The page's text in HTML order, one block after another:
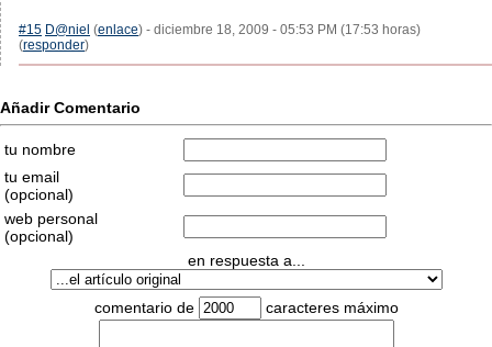
#15 D@niel (enlace) - diciembre 18, 2009 - 05:53 PM (17:53 horas)
(responder)
Añadir Comentario
tu nombre
tu email
(opcional)
web personal
(opcional)
en respuesta a...
comentario de caracteres máximo